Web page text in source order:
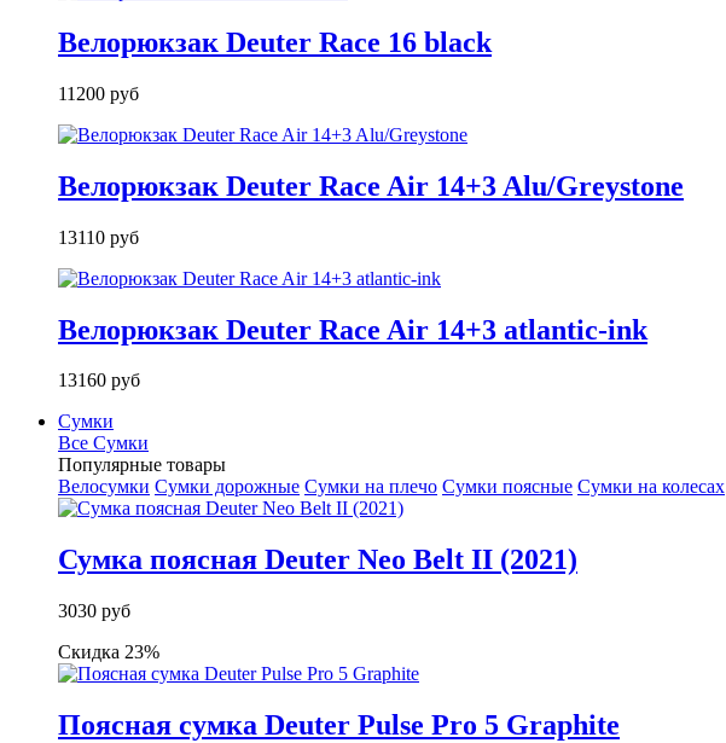
Велорюкзак Deuter Race 16 black
11200 руб
Велорюкзак Deuter Race Air 14+3 Alu/Greystone
13110 руб
Велорюкзак Deuter Race Air 14+3 atlantic-ink
13160 руб
Сумки
Все Сумки
Популярные товары
Велосумки Сумки дорожные Сумки на плечо Сумки поясные Сумки на колесах
Сумка поясная Deuter Neo Belt II (2021)
3030 руб
Скидка 23%
Поясная сумка Deuter Pulse Pro 5 Graphite